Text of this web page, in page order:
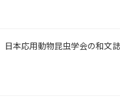
日本応用動物昆虫学会の和文